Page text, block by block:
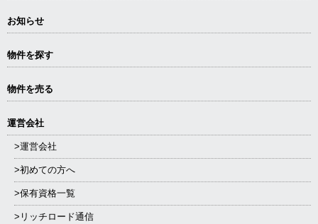
お知らせ
物件を探す
物件を売る
運営会社
>運営会社
>初めての方へ
>保有資格一覧
>リッチロード通信